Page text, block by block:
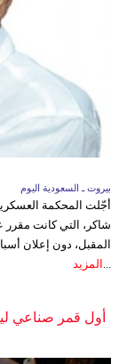
بيروت ـ السعودية اليوم
أجّلت المحكمة
المقبل، دون إعلان
... المزيد
أول قمر صناعي